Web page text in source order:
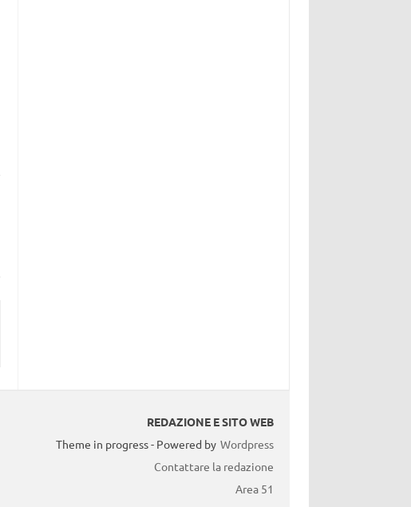
REDAZIONE E SITO WEB
Theme in progress - Powered by Wordpress
Contattare la redazione
Area 51